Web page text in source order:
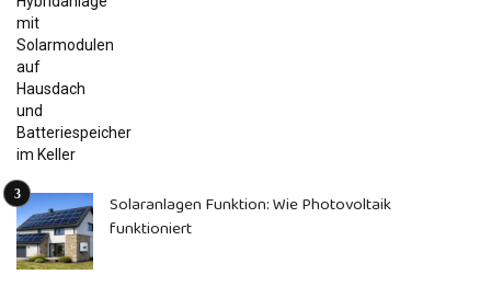
Solaranlagen Funktion: Wie Photovoltaik
funktioniert